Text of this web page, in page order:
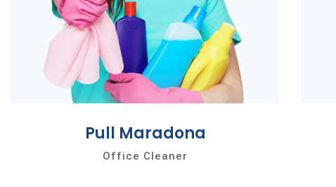
Pull Maradona
Office Cleaner